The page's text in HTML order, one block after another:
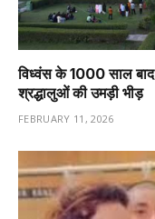
विध्वंस के 1000 साल बाद
श्रद्धालुओं की उमड़ी भीड़
FEBRUARY 11, 2026